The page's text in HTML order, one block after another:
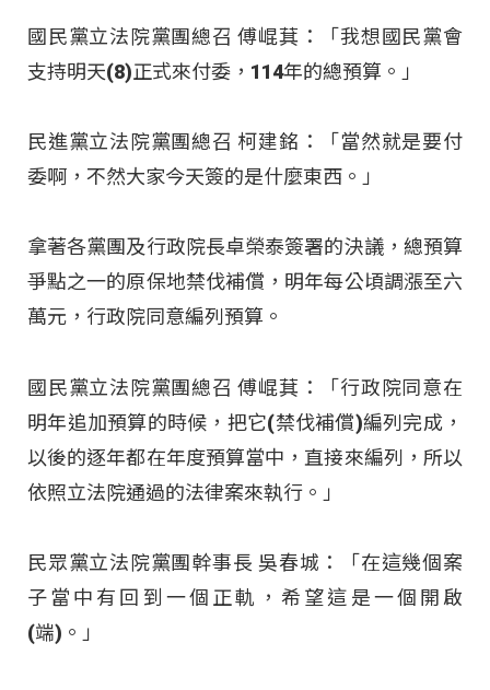
國民黨立法院黨團總召 傅崐萁：「我想國民黨會
支持明天(8)正式來付委，114年的總預算。」
民進黨立法院黨團總召 柯建銘：「當然就是要付
委啊，不然大家今天簽的是什麼東西。」
拿著各黨團及行政院長卓榮泰簽署的決議，總預算
爭點之一的原保地禁伐補償，明年每公頃調漲至六
萬元，行政院同意編列預算。
國民黨立法院黨團總召 傅崐萁：「行政院同意在
明年追加預算的時候，把它(禁伐補償)編列完成，
以後的逐年都在年度預算當中，直接來編列，所以
依照立法院通過的法律案來執行。」
民眾黨立法院黨團幹事長 吳春城：「在這幾個案
子當中有回到一個正軌，希望這是一個開啟
(端)。」